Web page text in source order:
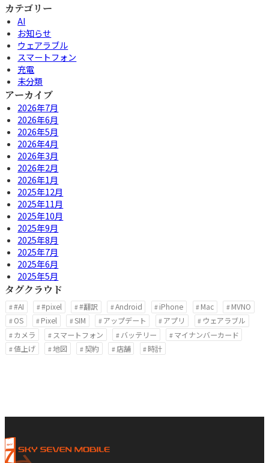
カテゴリー
AI
お知らせ
ウェアラブル
スマートフォン
充電
未分類
アーカイブ
2026年7月
2026年6月
2026年5月
2026年4月
2026年3月
2026年2月
2026年1月
2025年12月
2025年11月
2025年10月
2025年9月
2025年8月
2025年7月
2025年6月
2025年5月
タグクラウド
#AI #pixel #翻訳 Android iPhone Mac
MVNO
OS
Pixel SIM アップデート アプリ
ウェアラブル
カメラ
スマートフォン バッテリー
マイナンバーカード
値上げ
地図 契約 店舗 時計